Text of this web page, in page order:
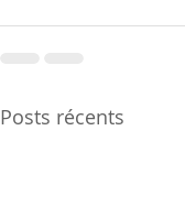
Posts récents